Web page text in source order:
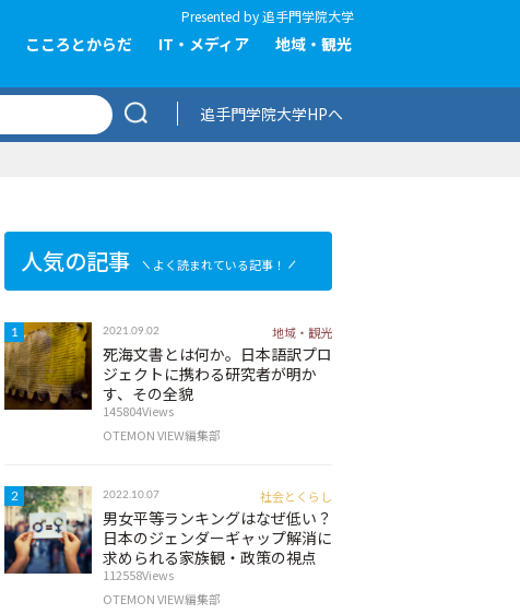
Presented by追手門学院大学
こころとからだ IT・メディア 地域・観光
追手門学院大学HPへ
人気の記事 よく読まれている記事！
1 2021.09.02 地域・観光
死海文書とは何か。日本語訳プロ
ジェクトに携わる研究者が明か
す、その全貌
145804Views
OTEMON VIEW編集部
2 2022.10.07 社会とくらし
男女平等ランキングはなぜ低い？
日本のジェンダーギャップ解消に
求められる家族観・政策の視点
112558Views
OTEMON VIEW編集部